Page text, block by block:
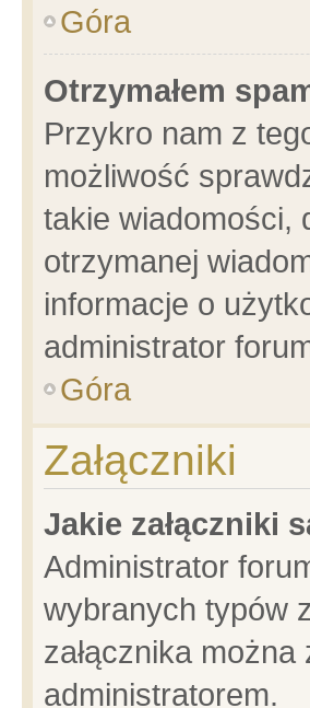
Góra
Otrzymałem
Przykro nam z
możliwość
takie wiadomości,
otrzymanej
informacje o
administrator
Góra
Załączniki
Jakie załączniki
Administrator
wybranych typów
załącznika
administratorem.